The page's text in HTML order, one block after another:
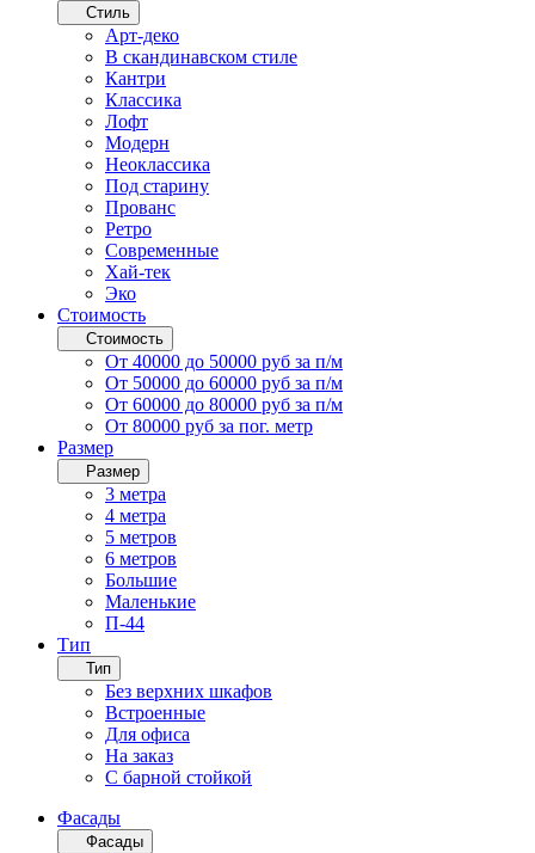
Стиль
Арт-деко
В скандинавском стиле
Кантри
Классика
Лофт
Модерн
Неоклассика
Под старину
Прованс
Ретро
Современные
Хай-тек
Эко
Стоимость
Стоимость
От 40000 до 50000 руб за п/м
От 50000 до 60000 руб за п/м
От 60000 до 80000 руб за п/м
От 80000 руб за пог. метр
Размер
Размер
3 метра
4 метра
5 метров
6 метров
Большие
Маленькие
П-44
Тип
Тип
Без верхних шкафов
Встроенные
Для офиса
На заказ
С барной стойкой
Фасады
Фасады